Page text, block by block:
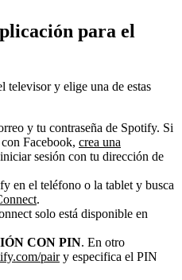
para el
televisor y elige una de estas
y tu contraseña de Spotify. Si
Facebook, crea una
sesión con tu dirección de
en el teléfono o la tablet y busca
.
solo está disponible en
CON PIN. En otro
pairy especifica el PIN